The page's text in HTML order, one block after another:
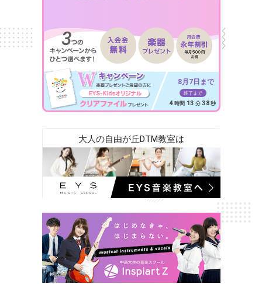
8月7日まで
終了まで
4 時間 13 分 36 秒
大人の自由が丘DTM教室は